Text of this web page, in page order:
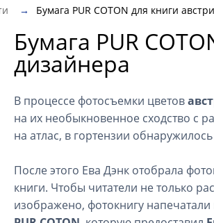
→ Бумага PUR COTON для книги
Бумага PUR
дизайнера
В процессе фотосъемки цветов
на их необыкновенное сходство с
на атлас, в гортензии
После этого Ева Дэнк отобрала
книги. Чтобы читатели не только
изображено, фотокнигу